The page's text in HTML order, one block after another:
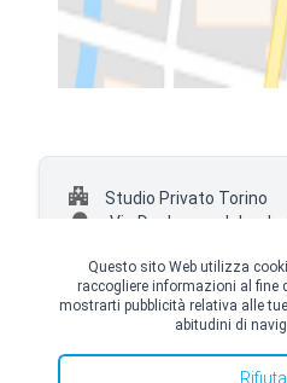
Studio Privato Torino
Via Duchessa Jolanda,
© Copyright Top Doctors 2026. All Right
Questo sito Web utilizza
raccogliere informazioni al fine
mostrarti pubblicità relativa alle
abitudini di